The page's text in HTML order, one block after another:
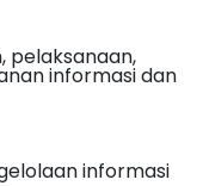
pelaksanaan,
informasi dan
informasi